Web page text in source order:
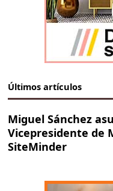
Últimos artículos
Miguel Sánchez
Vicepresidente de
SiteMinder